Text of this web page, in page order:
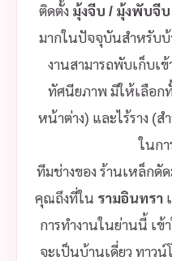
ติดตั้ง มุ้งจีบ / มุ้งพับจีบ
มากในปัจจุบันสำหรับบ้
งานสามารถพับเก็บเ
ทัศนียภาพ มีให้เลือก
หน้าต่าง) และไร้ราง (
ในก
ทีมช่างของ ร้านเหล็กดั
คุณถึงที่ใน รามอินทรา
การทำงานในย่านนี้ เ
จะเป็นบ้านเดี่ยว ทาว